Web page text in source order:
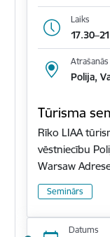
Laiks
Polija,
Tūrisma
Rīko LIAA
vēstniecību
Warsaw
Seminārs
Datums